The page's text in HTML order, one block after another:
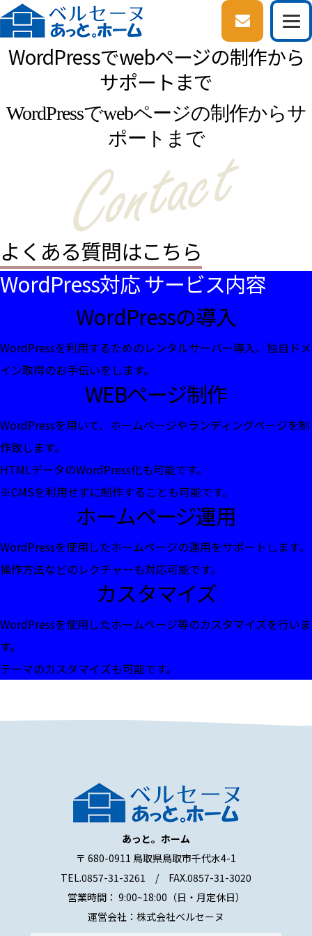
WordPressでwebページの制作から
サポートまで
WordPressでwebページの制作からサ
ポートまで
よくある質問はこちら
WordPress対応 サービス内容
WordPressの導入
WordPressを利用するためのレンタルサーバー導入、独自ドメ
イン取得のお手伝いをします。
WEBページ制作
WordPressを用いて、ホームページやランディングページを制
作致します。
HTMLデータのWordPress化も可能です。
※CMSを利用せずに制作することも可能です。
ホームページ運用
WordPressを使用したホームページの運用をサポートします。
操作方法などのレクチャーも対応可能です。
カスタマイズ
WordPressを使用したホームページ等のカスタマイズを行いま
す。
テーマのカスタマイズも可能です。
あっと。ホーム
〒 680-0911 鳥取県鳥取市千代水4-1
TEL.0857-31-3261 / FAX.0857-31-3020
営業時間： 9:00~18:00（日・月定休日）
運営会社：株式会社ベルセーヌ